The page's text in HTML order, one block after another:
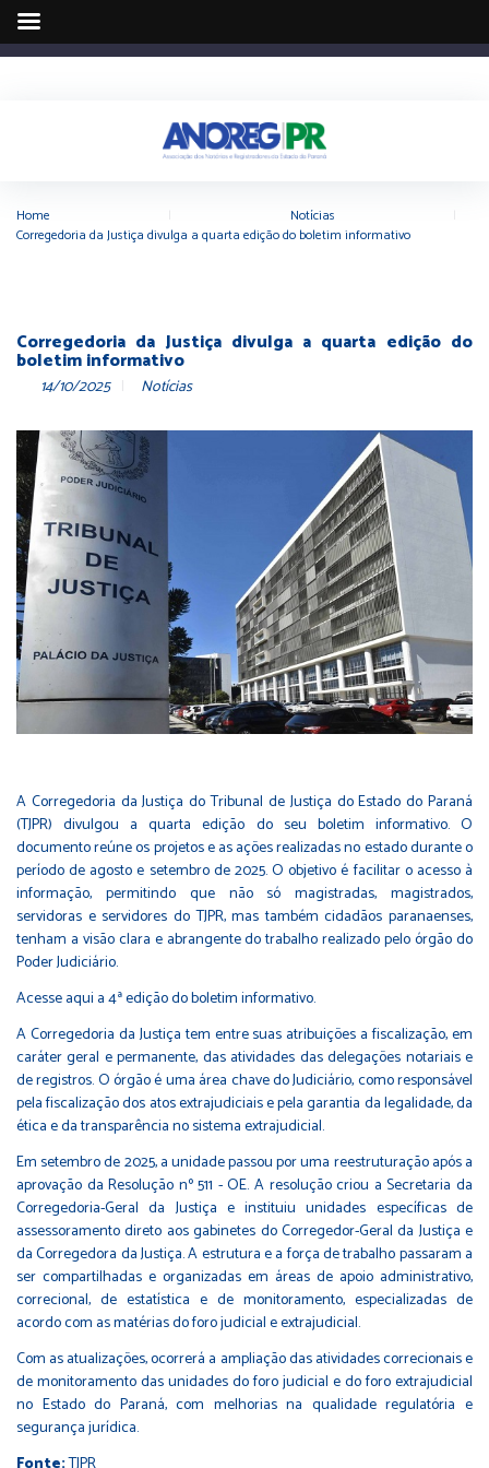
Home Notícias
Corregedoria da Justiça divulga a quarta edição do boletim informativo
Corregedoria da Justiça divulga a quarta edição do
boletim informativo
14/10/2025 Notícias
A Corregedoria da Justiça do Tribunal de Justiça do Estado do Paraná
(TJPR) divulgou a quarta edição do seu boletim informativo. O
documento reúne os projetos e as ações realizadas no estado durante o
período de agosto e setembro de 2025. O objetivo é facilitar o acesso à
informação, permitindo que não só magistradas, magistrados,
servidoras e servidores do TJPR, mas também cidadãos paranaenses,
tenham a visão clara e abrangente do trabalho realizado pelo órgão do
Poder Judiciário.
Acesse aqui a 4ª edição do boletim informativo.
A Corregedoria da Justiça tem entre suas atribuições a fiscalização, em
caráter geral e permanente, das atividades das delegações notariais e
de registros. O órgão é uma área chave do Judiciário, como responsável
pela fiscalização dos atos extrajudiciais e pela garantia da legalidade, da
ética e da transparência no sistema extrajudicial.
Em setembro de 2025, a unidade passou por uma reestruturação após a
aprovação da Resolução nº 511 - OE. A resolução criou a Secretaria da
Corregedoria-Geral da Justiça e instituiu unidades específicas de
assessoramento direto aos gabinetes do Corregedor-Geral da Justiça e
da Corregedora da Justiça. A estrutura e a força de trabalho passaram a
ser compartilhadas e organizadas em áreas de apoio administrativo,
correcional, de estatística e de monitoramento, especializadas de
acordo com as matérias do foro judicial e extrajudicial.
Com as atualizações, ocorrerá a ampliação das atividades correcionais e
de monitoramento das unidades do foro judicial e do foro extrajudicial
no Estado do Paraná, com melhorias na qualidade regulatória e
segurança jurídica.